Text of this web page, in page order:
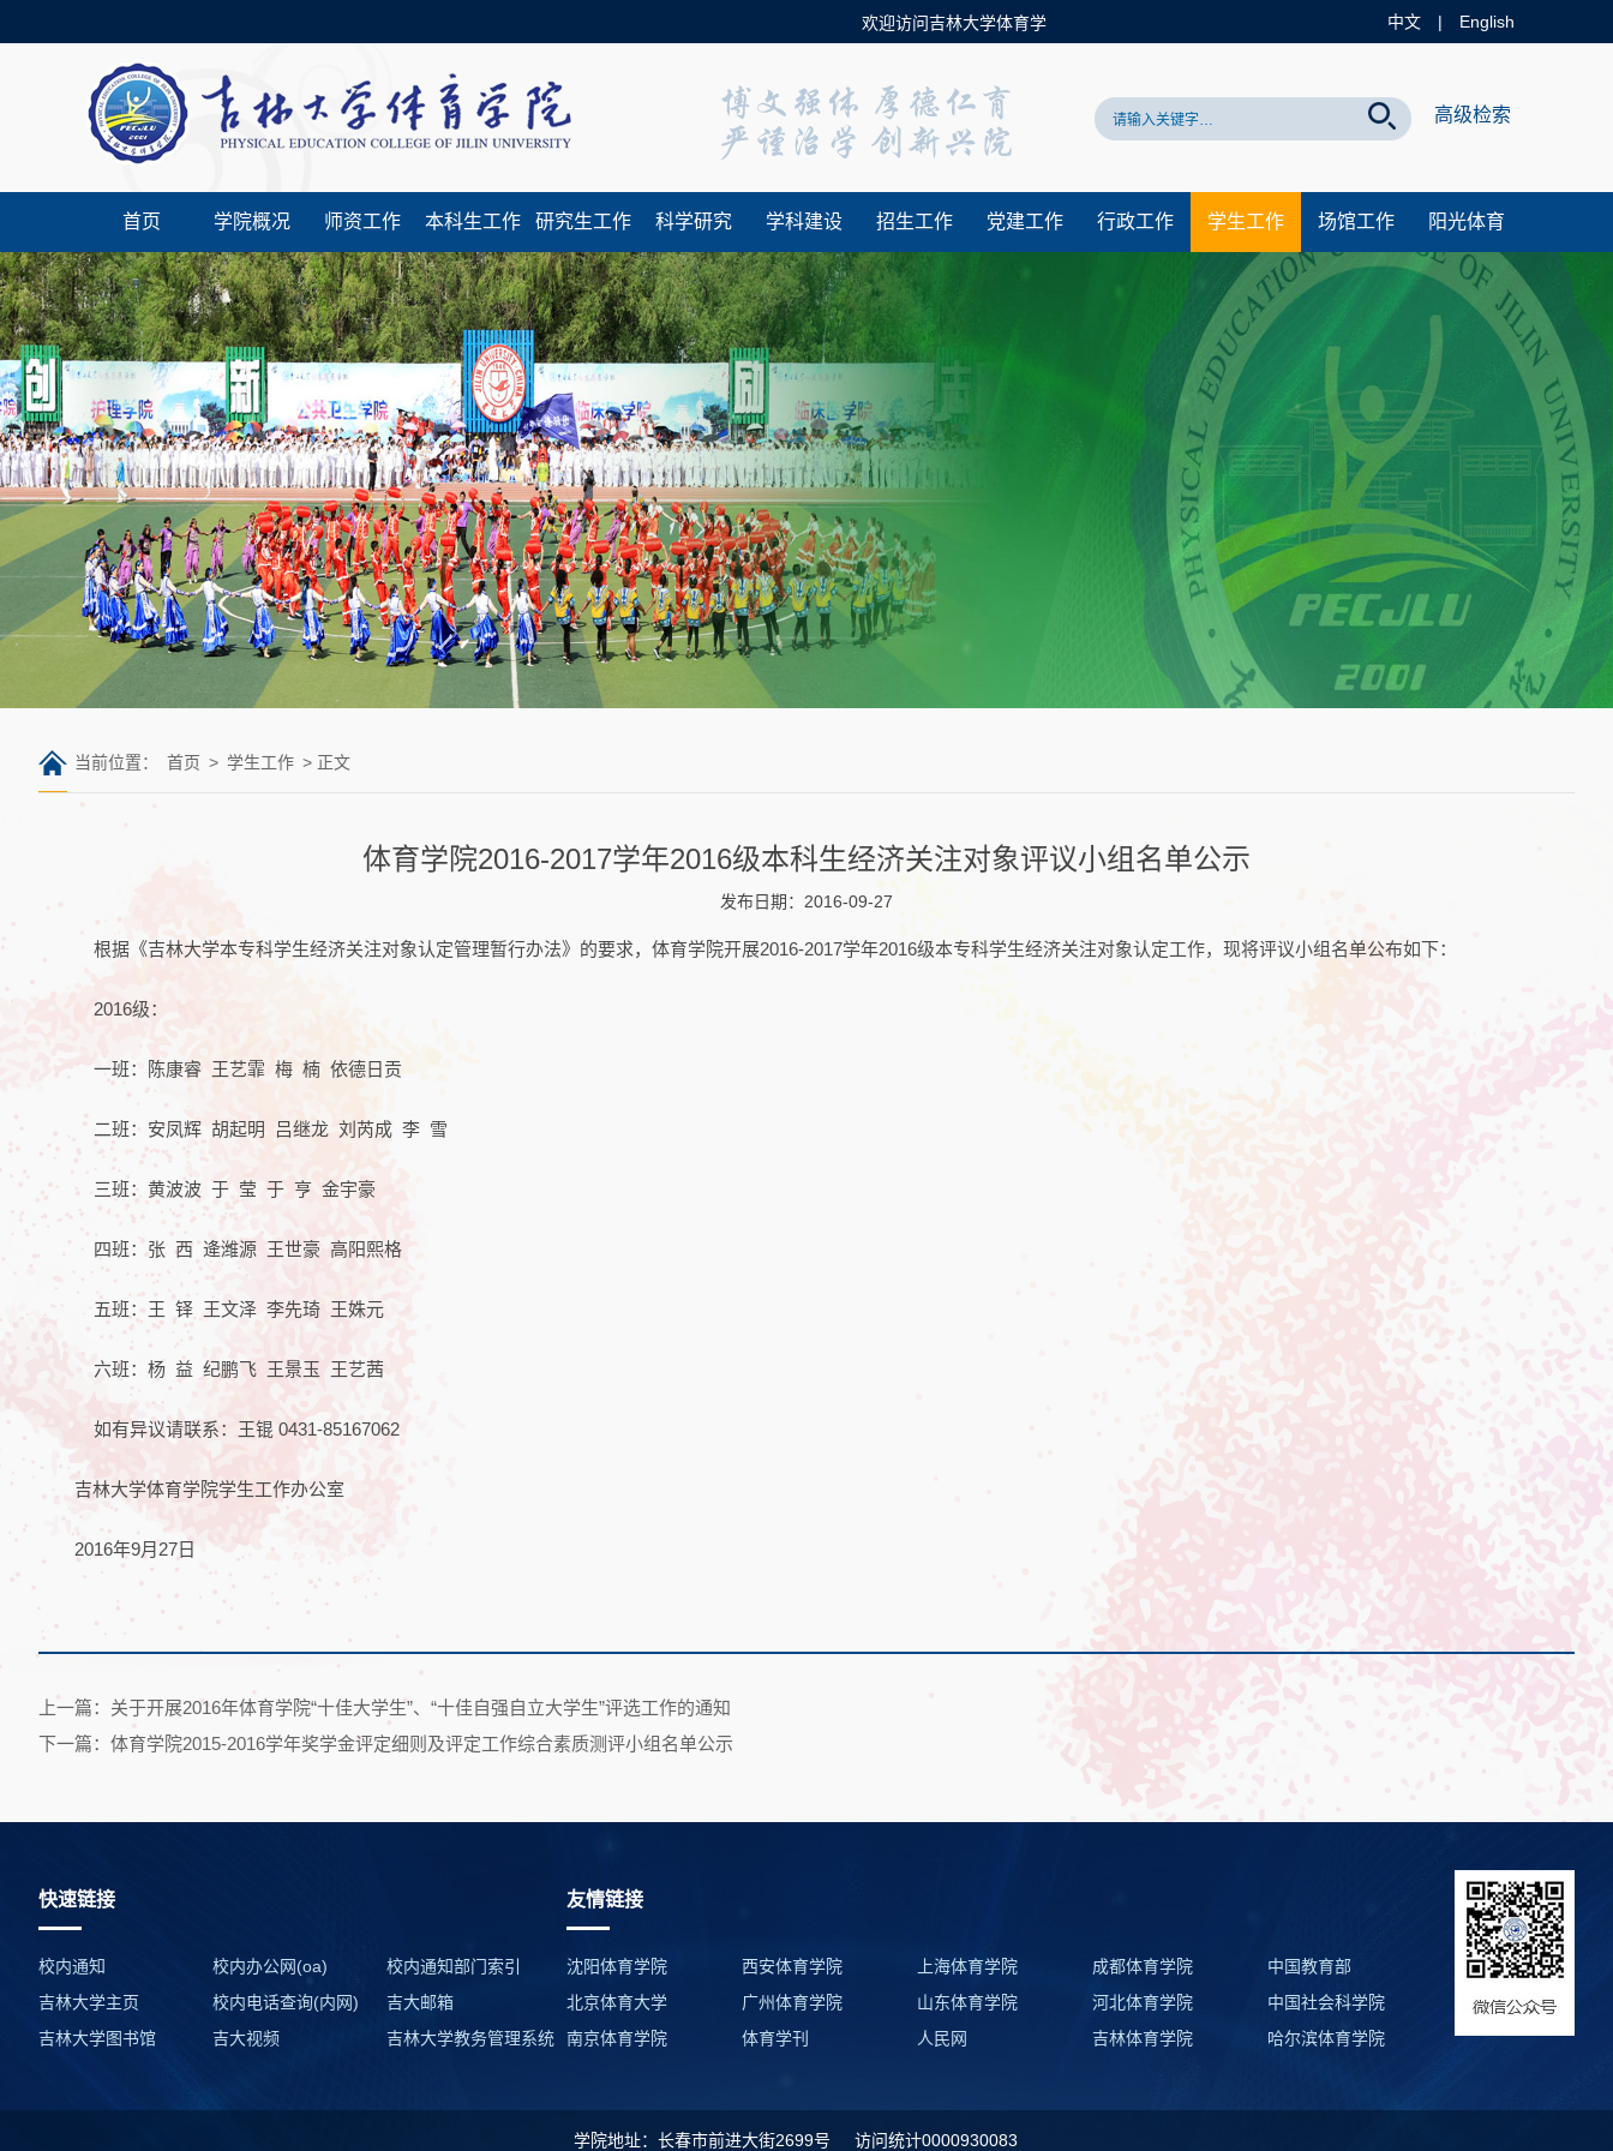
欢迎访问吉林大学体育学院官方网站！ 中文 | English
高级检索
首页 学院概况 师资工作 本科生工作 研究生工作 科学研究 学科建设 招生工作 党建工作 行政工作 学生工作 场馆工作 阳光体育
当前位置： 首页 > 学生工作 > 正文
体育学院2016-2017学年2016级本科生经济关注对象评议小组名单公示
发布日期：2016-09-27
根据《吉林大学本专科学生经济关注对象认定管理暂行办法》的要求，体育学院开展2016-2017学年2016级本专科学生经济关注对象认定工作，现将评议小组名单公布如下：
2016级：
一班：陈康睿 王艺霏 梅 楠 依德日贡
二班：安凤辉 胡起明 吕继龙 刘芮成 李 雪
三班：黄波波 于 莹 于 亨 金宇豪
四班：张 西 逄潍源 王世豪 高阳熙格
五班：王 铎 王文泽 李先琦 王姝元
六班：杨 益 纪鹏飞 王景玉 王艺茜
如有异议请联系：王锟 0431-85167062
吉林大学体育学院学生工作办公室
2016年9月27日
上一篇：关于开展2016年体育学院“十佳大学生”、“十佳自强自立大学生”评选工作的通知
下一篇：体育学院2015-2016学年奖学金评定细则及评定工作综合素质测评小组名单公示
快速链接
校内通知 校内办公网(oa)
校内通知部门索引
吉林大学主页
校内电话查询(内网)
吉大邮箱
吉林大学图书馆
吉大视频 吉林大学教务管理系统
友情链接
沈阳体育学院 西安体育学院 上海体育学院 成都体育学院
中国教育部
北京体育大学
广州体育学院 山东体育学院 河北体育学院
中国社会科学院
南京体育学院
体育学刊 人民网 吉林体育学院 哈尔滨体育学院
学院地址：长春市前进大街2699号 访问统计0000930083